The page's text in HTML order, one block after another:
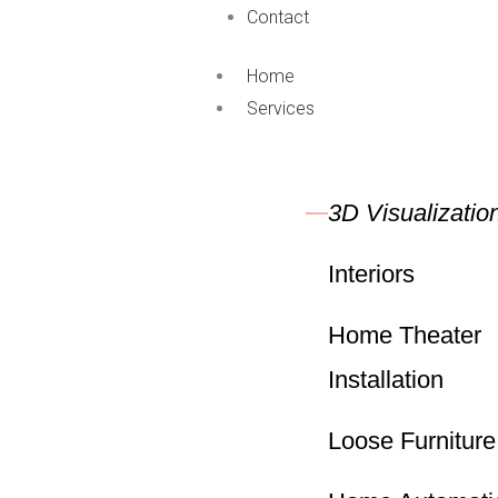
Contact
Home
Services
3D
Interiors
Home Theater
Installation
Loose Furniture